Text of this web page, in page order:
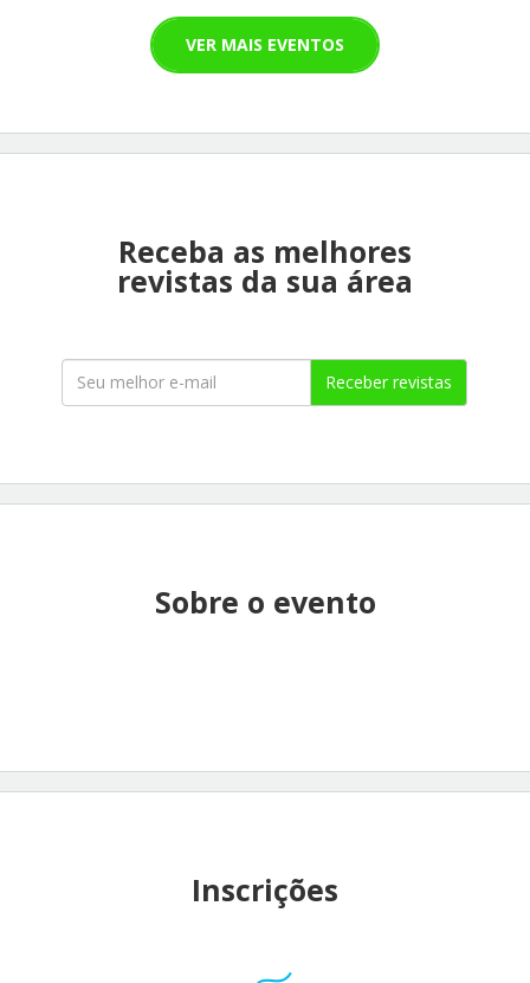
VER MAIS EVENTOS
Receba as melhores
revistas da sua área
Receber revistas
Sobre o evento
Inscrições